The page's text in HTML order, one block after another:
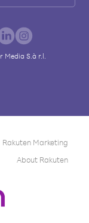
Media S.à r.l.
Rakuten Marketing
About Rakuten